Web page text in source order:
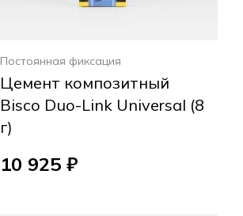
Постоянная фиксация
Цемент композитный
Bisco Duo-Link Universal (8
г)
10 925 ₽